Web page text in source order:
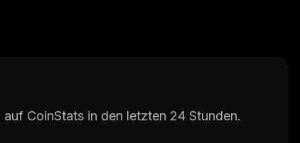
CoinStats in den letzten 24 Stunden.